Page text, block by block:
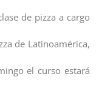
de pizza a cargo
de Latinoamérica,
el curso estará